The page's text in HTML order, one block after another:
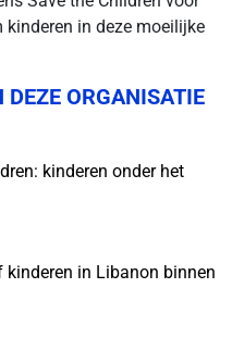
in deze moeilijke
DEZE ORGANISATIE
kinderen onder het
kinderen in Libanon binnen